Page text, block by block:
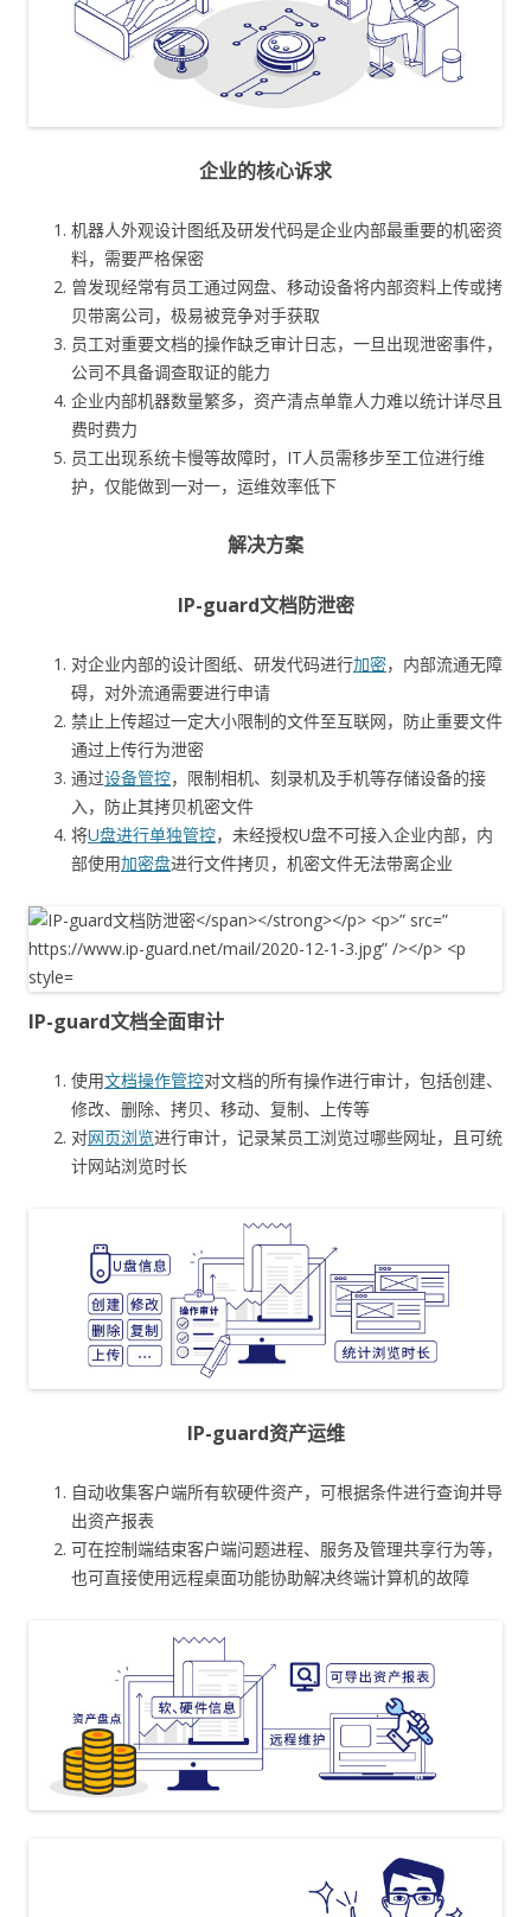
企业的核心诉求
机器人外观设计图纸及研发代码是企业内部最重要的机密资
料，需要严格保密
曾发现经常有员工通过网盘、移动设备将内部资料上传或拷
贝带离公司，极易被竞争对手获取
员工对重要文档的操作缺乏审计日志，一旦出现泄密事件，
公司不具备调查取证的能力
企业内部机器数量繁多，资产清点单靠人力难以统计详尽且
费时费力
员工出现系统卡慢等故障时，IT人员需移步至工位进行维
护，仅能做到一对一，运维效率低下
解决方案
IP-guard文档防泄密
对企业内部的设计图纸、研发代码进行加密，内部流通无障
碍，对外流通需要进行申请
禁止上传超过一定大小限制的文件至互联网，防止重要文件
通过上传行为泄密
通过设备管控，限制相机、刻录机及手机等存储设备的接
入，防止其拷贝机密文件
将U盘进行单独管控，未经授权U盘不可接入企业内部，内
部使用加密盘进行文件拷贝，机密文件无法带离企业
IP-guard文档全面审计
使用文档操作管控对文档的所有操作进行审计，包括创建、
修改、删除、拷贝、移动、复制、上传等
对网页浏览进行审计，记录某员工浏览过哪些网址，且可统
计网站浏览时长
IP-guard资产运维
自动收集客户端所有软硬件资产，可根据条件进行查询并导
出资产报表
可在控制端结束客户端问题进程、服务及管理共享行为等，
也可直接使用远程桌面功能协助解决终端计算机的故障